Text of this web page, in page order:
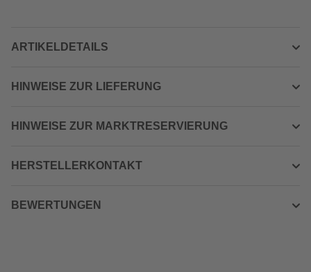
ARTIKELDETAILS
HINWEISE ZUR LIEFERUNG
HINWEISE ZUR MARKTRESERVIERUNG
HERSTELLERKONTAKT
BEWERTUNGEN